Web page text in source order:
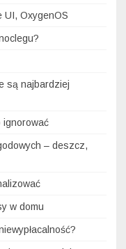
UI, OxygenOS
są najbardziej
ignorować
– deszcz,
w domu